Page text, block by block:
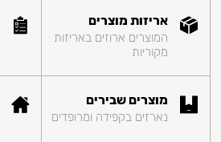
אריזות מוצרים
המוצרים ארוזים באריזות
מקוריות
מוצרים שבירים
נארזים בקפידה ומרופדים